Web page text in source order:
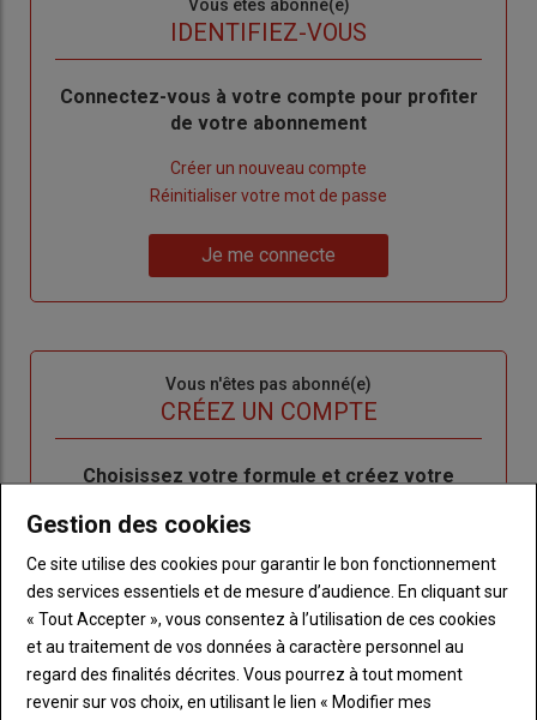
Vous êtes abonné(e)
IDENTIFIEZ-VOUS
Body
Connectez-vous à votre compte pour profiter
de votre abonnement
Créer un nouveau compte
de
Réinitialiser votre mot de passe
me
Je me connecte
Vous n'êtes pas abonné(e)
CRÉEZ UN COMPTE
BodyChoisissez votre formule et créez votre
Lien Créez un compte
LES PLUS LUS
Gestion des cookies
Ce site utilise des cookies pour garantir le bon fonctionnement
des services essentiels et de mesure d’audience. En cliquant sur
« Tout Accepter », vous consentez à l’utilisation de ces cookies
et au traitement de vos données à caractère personnel au
regard des finalités décrites. Vous pourrez à tout moment
revenir sur vos choix, en utilisant le lien « Modifier mes